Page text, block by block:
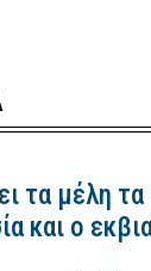
τα μέλη
και ο